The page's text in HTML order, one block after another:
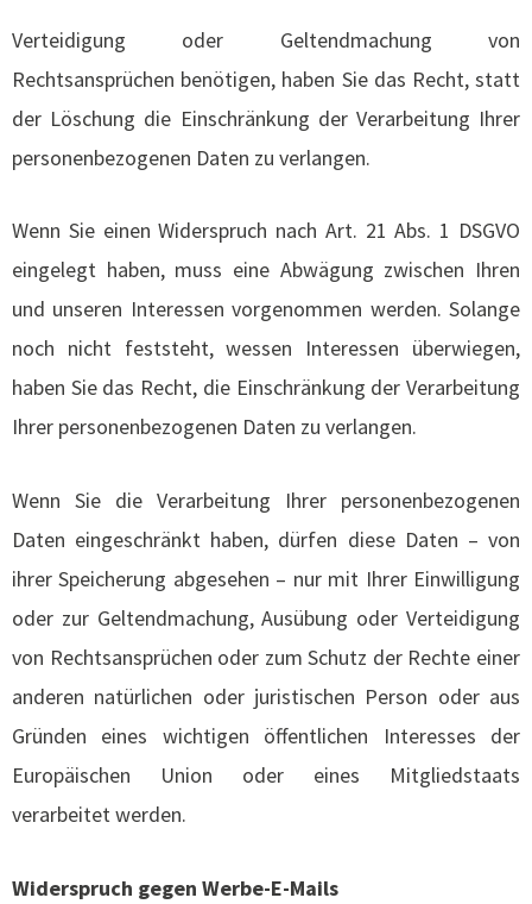
Verteidigung oder Geltendmachung von
Rechtsansprüchen benötigen, haben Sie das Recht, statt
der Löschung die Einschränkung der Verarbeitung Ihrer
personenbezogenen Daten zu verlangen.
Wenn Sie einen Widerspruch nach Art. 21 Abs. 1 DSGVO
eingelegt haben, muss eine Abwägung zwischen Ihren
und unseren Interessen vorgenommen werden. Solange
noch nicht feststeht, wessen Interessen überwiegen,
haben Sie das Recht, die Einschränkung der Verarbeitung
Ihrer personenbezogenen Daten zu verlangen.
Wenn Sie die Verarbeitung Ihrer personenbezogenen
Daten eingeschränkt haben, dürfen diese Daten – von
ihrer Speicherung abgesehen – nur mit Ihrer Einwilligung
oder zur Geltendmachung, Ausübung oder Verteidigung
von Rechtsansprüchen oder zum Schutz der Rechte einer
anderen natürlichen oder juristischen Person oder aus
Gründen eines wichtigen öffentlichen Interesses der
Europäischen Union oder eines Mitgliedstaats
verarbeitet werden.
Widerspruch gegen Werbe-E-Mails